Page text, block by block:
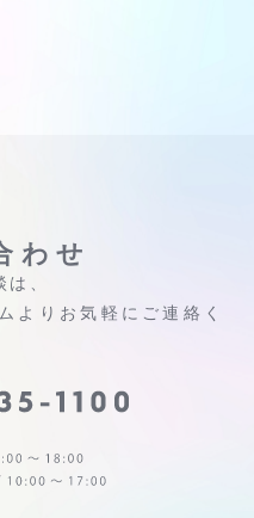
わせ
、
よりお気軽にご連絡く